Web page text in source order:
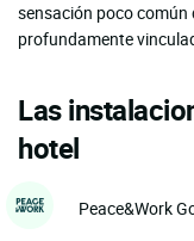
sensación poco común
profundamente
Las
hotel
Peace&Work